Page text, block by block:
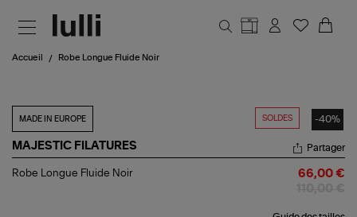
Accueil Robe Longue Fluide Noir
SOLDES -40%
MADE IN EUROPE
MAJESTIC FILATURES
Robe
Partager
Robe Longue Fluide Noir 66,00 €